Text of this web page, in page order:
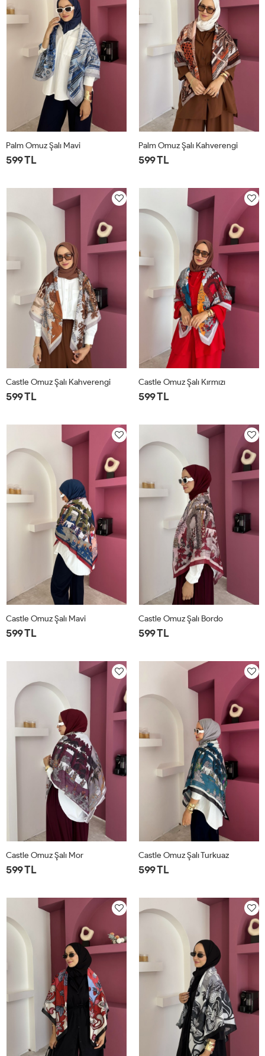
Palm Omuz Şalı Mavi
599 TL
Palm Omuz Şalı Kahverengi
599 TL
Castle Omuz Şalı Kahverengi
599 TL
Castle Omuz Şalı Kırmızı
599 TL
Castle Omuz Şalı Mavi
599 TL
Castle Omuz Şalı Bordo
599 TL
Castle Omuz Şalı Mor
599 TL
Castle Omuz Şalı Turkuaz
599 TL